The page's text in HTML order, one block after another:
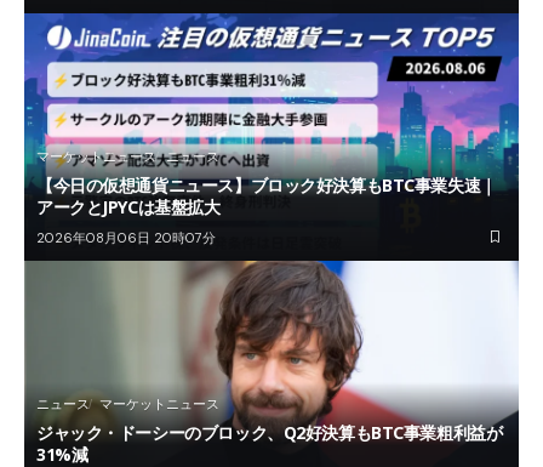
マーケットニュース ニュース
【今日の仮想通貨ニュース】ブロック好決算もBTC事業失速｜
アークとJPYCは基盤拡大
2026年08月06日 20時07分
ニュース マーケットニュース
ジャック・ドーシーのブロック、Q2好決算もBTC事業粗利益が
31%減